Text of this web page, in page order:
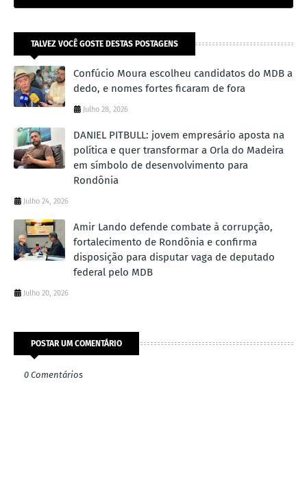
TALVEZ VOCÊ GOSTE DESTAS POSTAGENS
Confúcio Moura escolheu candidatos do MDB a
dedo, e nomes fortes ficaram de fora
Julho 28, 2026
DANIEL PITBULL: jovem empresário aposta na
política e quer transformar a Orla do Madeira
em símbolo de desenvolvimento para
Rondônia
Julho 24, 2026
Amir Lando defende combate à corrupção,
fortalecimento de Rondônia e confirma
disposição para disputar vaga de deputado
federal pelo MDB
Julho 20, 2026
POSTAR UM COMENTÁRIO
0 Comentários